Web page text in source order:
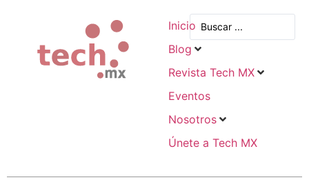
Inicio
Blog
Revista Tech MX
Eventos
Nosotros
Únete a Tech MX